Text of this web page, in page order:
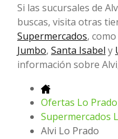
Si las sucursales de
buscas, visita otras
Supermercados,
Jumbo, Santa Isabel y
información sobre
Ofertas Lo Prado
Supermercados
Alvi Lo Prado